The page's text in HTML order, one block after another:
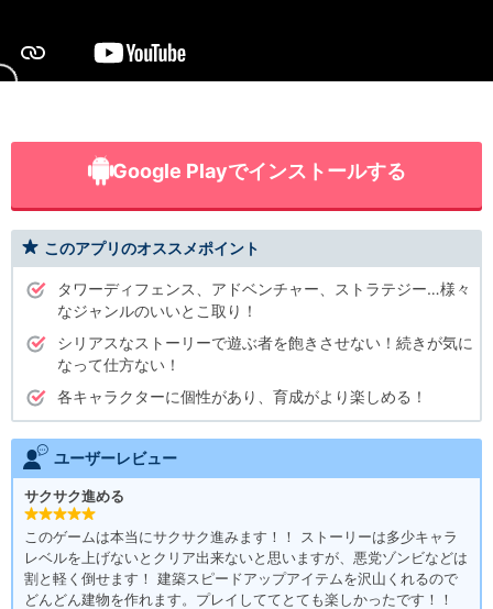
ピンチを助けられたロリポップ風の女性に、すでにシェルターを破壊さ
れていることを告げられる
シェルターを修復し体制を整えて、大量のゾンビを根絶やしにすること
バトルはいわゆるタワーディフェンス、大量に襲い来るゾンビにスキル
を使って対抗しよう
アドベンチャーパートでは、シェルターの修復に必要なものを集める必
要があるぞ
さらにストラテジー要素として、ゾンビに壊された建物の修復を行って
いこう！
時折タワーディフェンスではなく、シューティング的な要素もあるバト
ルが開始されることも…
とにかく飽きさせない、これでもかという仕掛けいっぱいのゲームに仕
上がっているぞ！
パトカーや装甲車で新たな仲間や資源をゲット！バトルや資源を使って
仲間や施設をレベルアップ！
次々に襲いくるゾンビ、そして新たなイベント…「ドゥームズデイ：ラス
トサバイバー」の世界を生き残れ！
Google Playでインストールする
このアプリのオススメポイント
タワーディフェンス、アドベンチャー、ストラテジー…様々
なジャンルのいいとこ取り！
シリアスなストーリーで遊ぶ者を飽きさせない！続きが気に
なって仕方ない！
各キャラクターに個性があり、育成がより楽しめる！
ユーザーレビュー
サクサク進める
このゲームは本当にサクサク進みます！！ ストーリーは多少キャラ
レベルを上げないとクリア出来ないと思いますが、悪党ゾンビなどは
割と軽く倒せます！ 建築スピードアップアイテムを沢山くれるので
どんどん建物を作れます。プレイしててとても楽しかったです！！